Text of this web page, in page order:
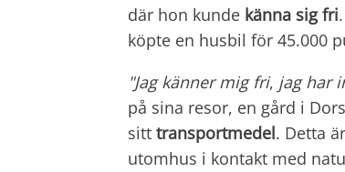
där hon kunde känna sig fri
köpte en husbil för 45.000
"Jag känner mig fri, jag har
på sina resor, en gård i
sitt transportmedel. Detta
utomhus i kontakt med